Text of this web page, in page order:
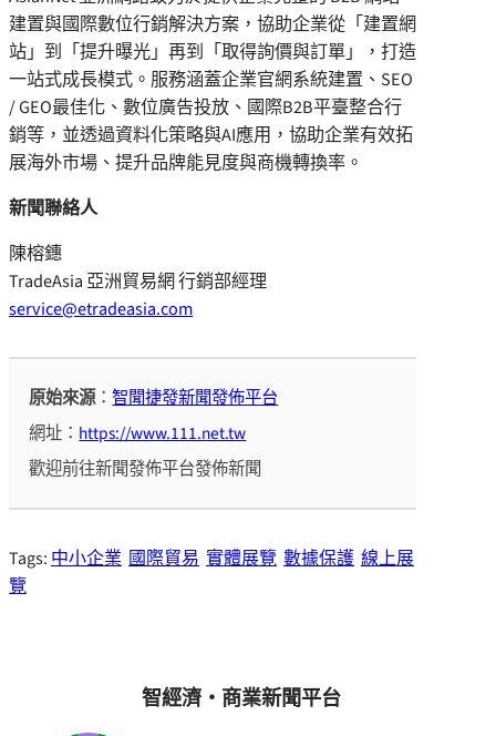
建置與國際數位行銷解決方案，協助企業從「建置網
站」到「提升曝光」再到「取得詢價與訂單」，打造
一站式成長模式。服務涵蓋企業官網系統建置、SEO
/ GEO最佳化、數位廣告投放、國際B2B平臺整合行
銷等，並透過資料化策略與AI應用，協助企業有效拓
展海外市場、提升品牌能見度與商機轉換率。
新聞聯絡人
陳榕鏸
TradeAsia 亞洲貿易網 行銷部經理
service@etradeasia.com
原始來源：智聞捷發新聞發佈平台
網址： https://www.111.net.tw
歡迎前往新聞發佈平台發佈新聞
Tags: 中小企業 國際貿易 實體展覽 數據保護 線上展
覽
智經濟・商業新聞平台